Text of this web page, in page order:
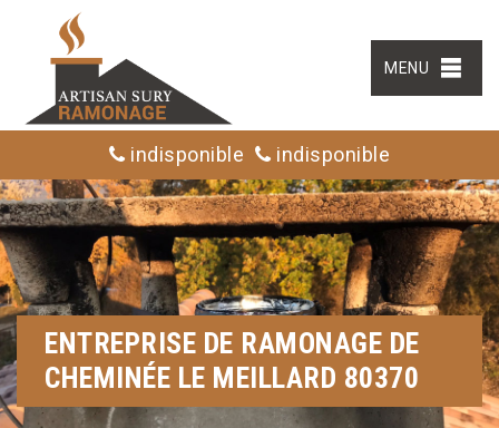
MENU
indisponible indisponible
ENTREPRISE DE RAMONAGE DE
CHEMINÉE LE MEILLARD 80370